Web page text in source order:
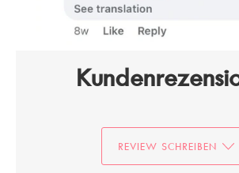
REVIEW SCHREIBEN